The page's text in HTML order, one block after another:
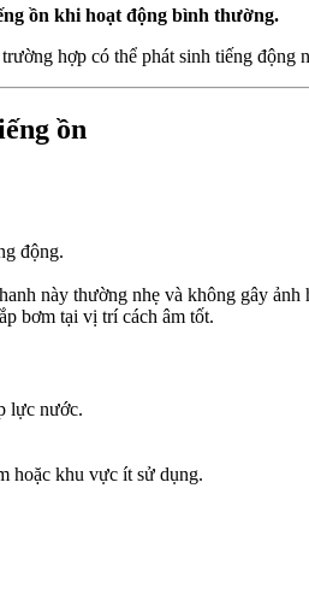
ồn khi hoạt động bình thường.
hợp có thể phát sinh tiếng
ồn
động.
này thường nhẹ và không gây
bơm tại vị trí cách âm tốt.
lực nước.
hoặc khu vực ít sử dụng.